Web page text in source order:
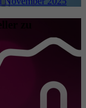
zu